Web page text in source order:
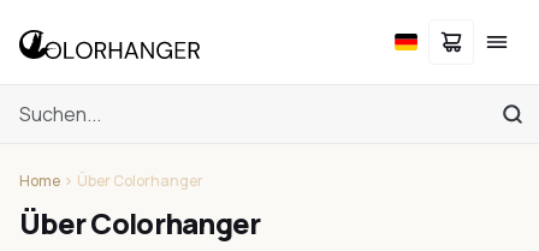
Home Über Colorhanger
Über Colorhanger